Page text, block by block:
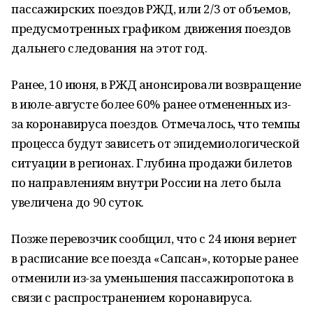
пассажирских поездов РЖД, или 2/3 от объемов,
предусмотренных графиком движения поездов
дальнего следования на этот год.
Ранее, 10 июня, в РЖД анонсировали возвращение
в июле-августе более 60% ранее отмененных из-
за коронавируса поездов. Отмечалось, что темпы
процесса будут зависеть от эпидемиологической
ситуации в регионах. Глубина продажи билетов
по направлениям внутри России на лето была
увеличена до 90 суток.
Позже перевозчик сообщил, что с 24 июня вернет
в расписание все поезда «Сапсан», которые ранее
отменили из-за уменьшения пассажиропотока в
связи с распространением коронавируса.